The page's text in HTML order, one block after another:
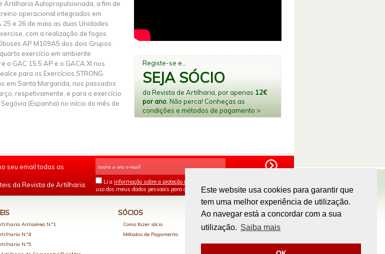
Este website usa cookies para garantir que
tem uma melhor experiência de utilização.
Ao navegar está a concordar com a sua
utilização. Saiba mais
Artilharia Autopropulsionada, a fim de
operacional integrados em
e 26 de maio as duas Unidades
com a realização de fogos
AP M109A5 dos dois Grupos.
exercício em ambiente
o GAC 15.5 AP e o GACA XI nos
para os Exercícios STRONG
em Santa Margarida, nos passados
respetivamente, e para o exercício
(Espanha) no início do mês de
Registe-se e...
SEJA SÓCIO
da Revista de Artilharia, por apenas 12€
por ano. Não perca! Conheças as
condições e métodos de pagamento >
seu email todas as
da Revista de Artilharia.
Li a informação sobre a proteção de dados
uso dos meus dados pessoais para os fins mencionados.
Antiaérea N.º1
N.º4
N.º5
SÓCIOS
Como fazer sócio
Métodos de Pagamento
PAGAMENTOS ONLINE